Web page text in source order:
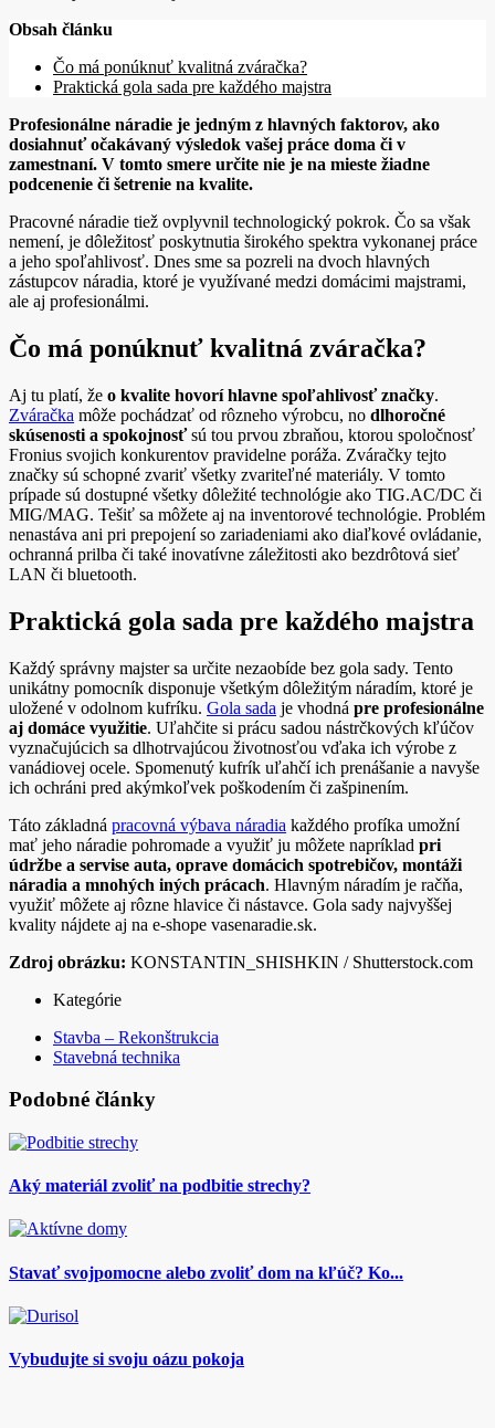
Obsah článku
Čo má ponúknuť kvalitná zváračka?
Praktická gola sada pre každého majstra
Profesionálne náradie je jedným z hlavných faktorov, ako
dosiahnuť očakávaný výsledok vašej práce doma či v
zamestnaní. V tomto smere určite nie je na mieste žiadne
podcenenie či šetrenie na kvalite.
Pracovné náradie tiež ovplyvnil technologický pokrok. Čo sa však
nemení, je dôležitosť poskytnutia širokého spektra vykonanej práce
a jeho spoľahlivosť. Dnes sme sa pozreli na dvoch hlavných
zástupcov náradia, ktoré je využívané medzi domácimi majstrami,
ale aj profesionálmi.
Čo má ponúknuť kvalitná zváračka?
Aj tu platí, že o kvalite hovorí hlavne spoľahlivosť značky.
Zváračka môže pochádzať od rôzneho výrobcu, no dlhoročné
skúsenosti a spokojnosťsú tou prvou zbraňou, ktorou spoločnosť
Fronius svojich konkurentov pravidelne poráža. Zváračky tejto
značky sú schopné zvariť všetky zvariteľné materiály. V tomto
prípade sú dostupné všetky dôležité technológie ako TIG.AC/DC či
MIG/MAG. Tešiť sa môžete aj na inventorové technológie. Problém
nenastáva ani pri prepojení so zariadeniami ako diaľkové ovládanie,
ochranná prilba či také inovatívne záležitosti ako bezdrôtová sieť
LAN či bluetooth.
Praktická gola sada pre každého majstra
Každý správny majster sa určite nezaobíde bez gola sady. Tento
unikátny pomocník disponuje všetkým dôležitým náradím, ktoré je
uložené v odolnom kufríku. Gola sada je vhodná pre profesionálne
aj domáce využitie. Uľahčite si prácu sadou nástrčkových kľúčov
vyznačujúcich sa dlhotrvajúcou životnosťou vďaka ich výrobe z
vanádiovej ocele. Spomenutý kufrík uľahčí ich prenášanie a navyše
ich ochráni pred akýmkoľvek poškodením či zašpinením.
Táto základná pracovná výbava náradia každého profíka umožní
mať jeho náradie pohromade a využiť ju môžete napríklad pri
údržbe a servise auta, oprave domácich spotrebičov, montáži
náradia a mnohých iných prácach. Hlavným náradím je račňa,
využiť môžete aj rôzne hlavice či nástavce. Gola sady najvyššej
kvality nájdete aj na e-shope vasenaradie.sk.
Zdroj obrázku: KONSTANTIN_SHISHKIN / Shutterstock.com
Kategórie
Stavba – Rekonštrukcia
Stavebná technika
Podobné články
Aký materiál zvoliť na podbitie strechy?
Stavať svojpomocne alebo zvoliť dom na kľúč? Ko...
Vybudujte si svoju oázu pokoja